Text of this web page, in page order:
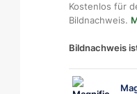
Kostenlos für
Bildnachweis.
Bildnachweis